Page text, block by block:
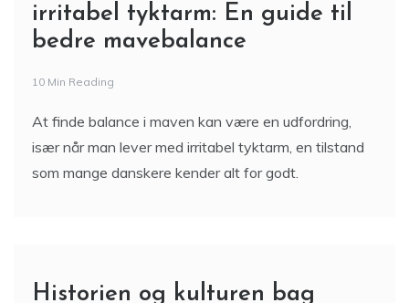
irritabel tyktarm: En guide til
bedre mavebalance
10 Min Reading
At finde balance i maven kan være en udfordring,
især når man lever med irritabel tyktarm, en tilstand
som mange danskere kender alt for godt.
Historien og kulturen bag